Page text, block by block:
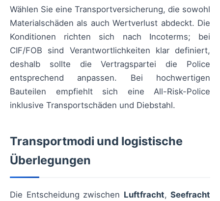
Wählen Sie eine Transportversicherung, die sowohl
Materialschäden als auch Wertverlust abdeckt. Die
Konditionen richten sich nach Incoterms; bei
CIF/FOB sind Verantwortlichkeiten klar definiert,
deshalb sollte die Vertragspartei die Police
entsprechend anpassen. Bei hochwertigen
Bauteilen empfiehlt sich eine All-Risk-Police
inklusive Transportschäden und Diebstahl.
Transportmodi und logistische
Überlegungen
Die Entscheidung zwischen Luftfracht, Seefracht